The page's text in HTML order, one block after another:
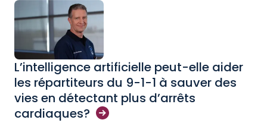
L’intelligence artificielle peut-elle aider
les répartiteurs du 9-1-1 à sauver des
vies en détectant plus d’arrêts
cardiaques?